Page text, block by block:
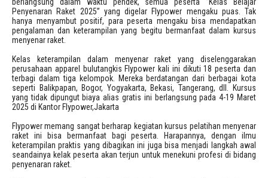
Sara Thygesen
Linda Efler
Jones Ralfy Jansen
Mads Vestergaard
Daniel Lundgaard
String
Wristband
Skirt & Dress
Double Bags
Sling Bags
Badminton Flooring
Net
Net Pole
String Machine
Rackets
Shoes
Shuttlecock
PBSI Tournament
Penyenaran Raket 2025” yang digelar Flypower mengaku puas. Tak
hanya menyambut positif, para peserta mengaku bisa mendapatkan
pengalaman dan keterampilan yang begitu bermanfaat dalam kursus
menyenar raket.
Kelas keterampilan dalam menyenar raket yang diselenggarakan
perusahaan apparel bulutangkis Flypower kali ini dikuti 18 peserta dan
terbagi dalam tiga kelompok. Mereka berdatangan dari berbagai kota
seperti Balikpapan, Bogor, Yogyakarta, Bekasi, Tangerang, dll. Kursus
yang tidak dipungut biaya alias gratis ini berlangsung pada 4-19 Maret
2025 di Kantor Flypower,Jakarta
Flypower memang sangat berharap kegiatan kursus pelatihan menyenar
raket ini bisa bermanfaat bagi peserta. Harapannya, dengan ilmu
keterampilan praktis yang dibagikan ini juga bisa menjadi langkah awal
seandainya kelak peserta akan terjun untuk menekuni profesi di bidang
penyenaran raket.